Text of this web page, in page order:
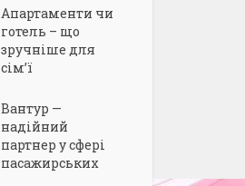
Апартаменти чи
готель – що
зручніше для
сім’ї
Вантур —
надійний
партнер у сфері
пасажирських